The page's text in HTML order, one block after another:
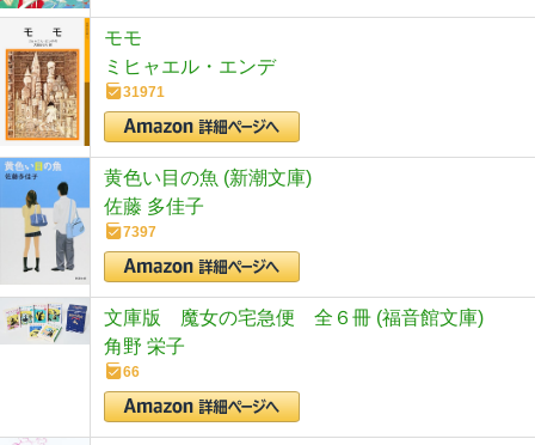
モモ
ミヒャエル・エンデ
31971
黄色い目の魚 (新潮文庫)
佐藤 多佳子
7397
文庫版 魔女の宅急便 全６冊 (福音館文庫)
角野 栄子
66